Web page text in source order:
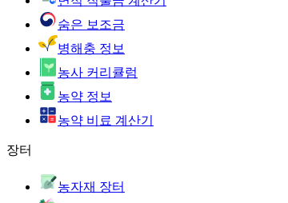
숨은 보조금
병해충 정보
농사 커리큘럼
농약 정보
농약 비료 계산기
장터
농자재 장터